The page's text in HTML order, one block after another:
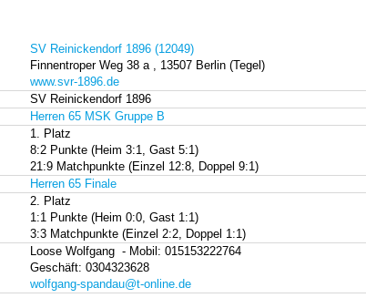
SV Reinickendorf 1896 (12049)
Finnentroper Weg 38 a , 13507 Berlin (Tegel)
www.svr-1896.de
SV Reinickendorf 1896
Herren 65 MSK Gruppe B
1. Platz
8:2 Punkte (Heim 3:1, Gast 5:1)
21:9 Matchpunkte (Einzel 12:8, Doppel 9:1)
Herren 65 Finale
2. Platz
1:1 Punkte (Heim 0:0, Gast 1:1)
3:3 Matchpunkte (Einzel 2:2, Doppel 1:1)
Loose Wolfgang - Mobil: 015153222764
Geschäft: 0304323628
wolfgang-spandau@t-online.de